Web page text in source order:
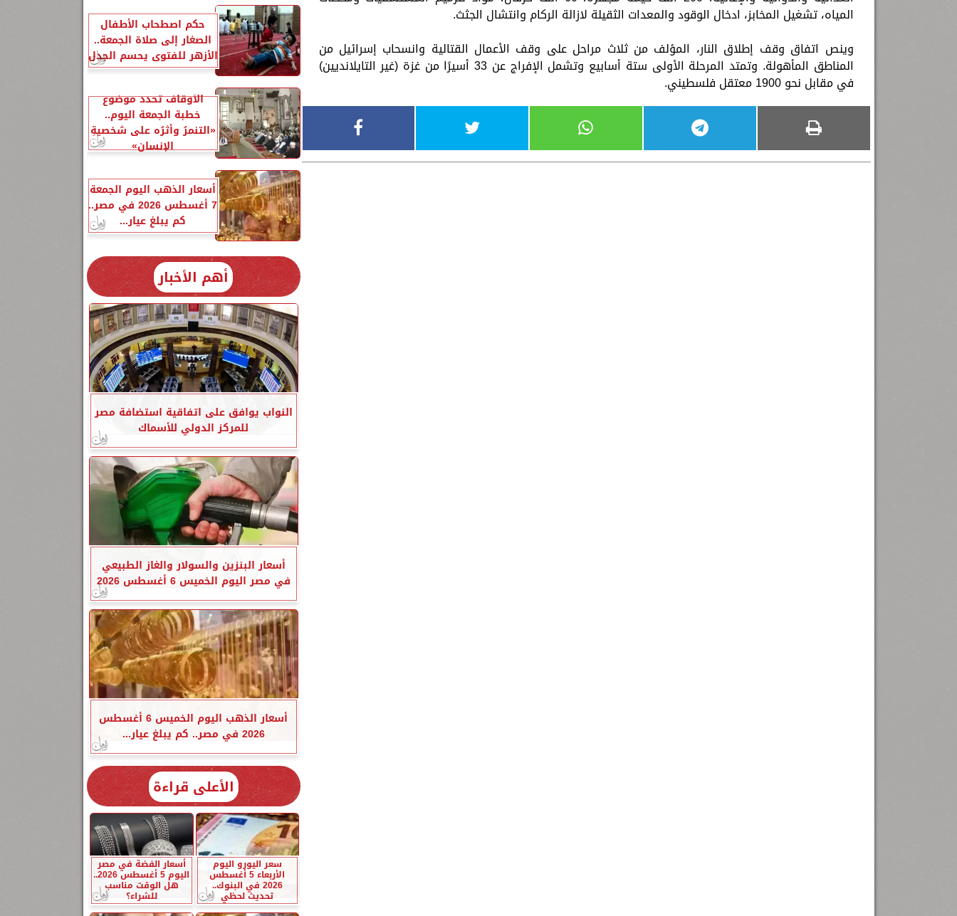
المياه، تشغيل المخابز، ادخال الوقود والمعدات الثقيلة لازالة الركام وانتشال الجثث.
وينص اتفاق وقف إطلاق النار، المؤلف من ثلاث مراحل على وقف الأعمال القتالية وانسحاب إسرائيل من
المناطق المأهولة. وتمتد المرحلة الأولى ستة أسابيع وتشمل الإفراج عن 33 أسيرًا من غزة (غير التايلانديين)
في مقابل نحو 1900 معتقل فلسطيني.
حكم اصطحاب الأطفال
الصغار إلى صلاة الجمعة..
الأزهر للفتوى يحسم الجدل
الأوقاف تحدد موضوع
خطبة الجمعة اليوم..
«التنمرُ وأثرُه على شخصيةِ
الإنسانِ»
أسعار الذهب اليوم الجمعة
7 أغسطس 2026 في مصر..
كم يبلغ عيار...
أهم الأخبار
النواب يوافق على اتفاقية استضافة مصر
للمركز الدولي للأسماك
أسعار البنزين والسولار والغاز الطبيعي
في مصر اليوم الخميس 6 أغسطس 2026
أسعار الذهب اليوم الخميس 6 أغسطس
2026 في مصر.. كم يبلغ عيار...
الأعلى قراءة
سعر اليورو اليوم
الأربعاء 5 أغسطس
2026 في البنوك..
تحديث لحظي
أسعار الفضة في مصر
اليوم 5 أغسطس 2026..
هل الوقت مناسب
للشراء؟